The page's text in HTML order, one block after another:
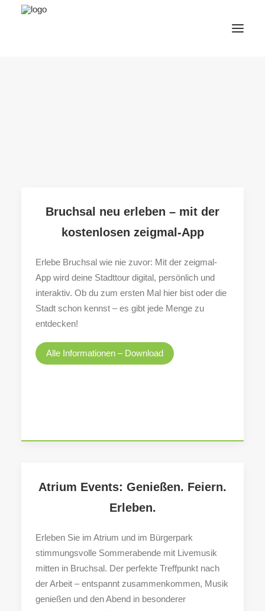
Search
Bruchsal neu erleben – mit der
kostenlosen zeigmal-App
Erlebe Bruchsal wie nie zuvor: Mit der zeigmal-
App wird deine Stadttour digital, persönlich und
interaktiv. Ob du zum ersten Mal hier bist oder die
Stadt schon kennst – es gibt jede Menge zu
entdecken!
Alle Informationen – Download
Atrium Events: Genießen. Feiern.
Erleben.
Erleben Sie im Atrium und im Bürgerpark
stimmungsvolle Sommerabende mit Livemusik
mitten in Bruchsal. Der perfekte Treffpunkt nach
der Arbeit – entspannt zusammenkommen, Musik
genießen und den Abend in besonderer